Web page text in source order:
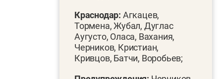
Краснодар: Агкацев,
Тормена, Жубал, Дуглас
Аугусто, Оласа, Вахания,
Черников, Кристиан,
Кривцов, Батчи, Воробьев;